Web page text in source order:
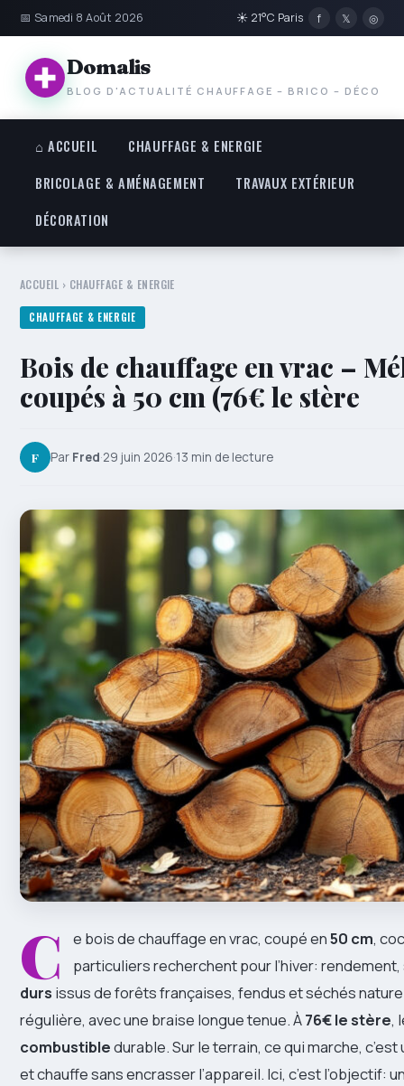
📅 Samedi 8 Août 2026 ☀ 21°C Paris f 𝕏 ◎
Domalis
BLOG D'ACTUALITÉ CHAUFFAGE – BRICO – DÉCO
⌂ ACCUEIL
CHAUFFAGE & ENERGIE
BRICOLAGE & AMÉNAGEMENT
TRAVAUX EXTÉRIEUR
DÉCORATION
ACCUEIL › CHAUFFAGE & ENERGIE
CHAUFFAGE & ENERGIE
Bois de chauffage en vrac –
coupés à 50 cm (76€ le stère
F Par Fred·29 juin 2026·13 min de lecture
C e bois de chauffage en vrac, coupé en50 cm,
particuliers recherchent pour l’hiver:
durs issus de forêts françaises, fendus et séchés
régulière, avec une braise longue tenue. À76€ le stère,
combustibledurable. Sur le terrain, ce qui marche,
et chauffe sans encrasser l’appareil. Ici, c’est l’objectif: